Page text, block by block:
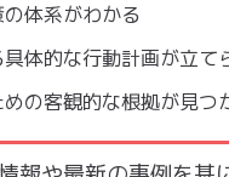
体系がわかる
体的な行動計画が立て
の客観的な根拠が見つ